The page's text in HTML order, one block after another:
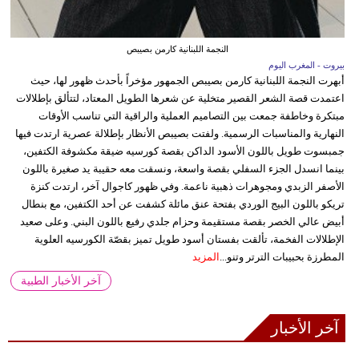
النجمة اللبنانية كارمن بصيبص
بيروت - المغرب اليوم
أبهرت النجمة اللبنانية كارمن بصيبص الجمهور مؤخراً بأحدث ظهور لها، حيث
اعتمدت قصة الشعر القصير متخلية عن شعرها الطويل المعتاد، لتتألق بإطلالات
مبتكرة وخاطفة جمعت بين التصاميم العملية والراقية التي تناسب الأوقات
النهارية والمناسبات الرسمية. ولفتت بصيبص الأنظار بإطلالة عصرية ارتدت فيها
جمبسوت طويل باللون الأسود الداكن بقصة كورسيه ضيقة مكشوفة الكتفين،
بينما انسدل الجزء السفلي بقصة واسعة، ونسقت معه حقيبة يد صغيرة باللون
الأصفر الزبدي ومجوهرات ذهبية ناعمة. وفي ظهور كاجوال آخر، ارتدت كنزة
تريكو باللون البيج الوردي بفتحة عنق مائلة كشفت عن أحد الكتفين، مع بنطال
أبيض عالي الخصر بقصة مستقيمة وحزام جلدي رفيع باللون البني. وعلى صعيد
الإطلالات الفخمة، تألقت بفستان أسود طويل تميز بقصّة الكورسيه العلوية
المطرزة بحبيبات الترتر وتنو... المزيد
آخر الأخبار الطبية
آخر الأخبار